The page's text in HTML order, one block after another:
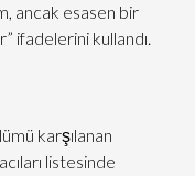
ancak esasen bir
ifadelerini kullandı.
karşılanan
listesinde